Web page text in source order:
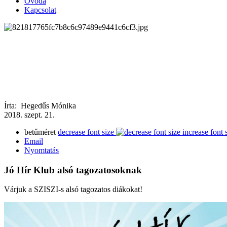
Kapcsolat
Írta: Hegedűs Mónika
2018. szept. 21.
betűméret decrease font size
increase font
Email
Nyomtatás
Jó Hír Klub alsó tagozatosoknak
Várjuk a SZISZI-s alsó tagozatos diákokat!